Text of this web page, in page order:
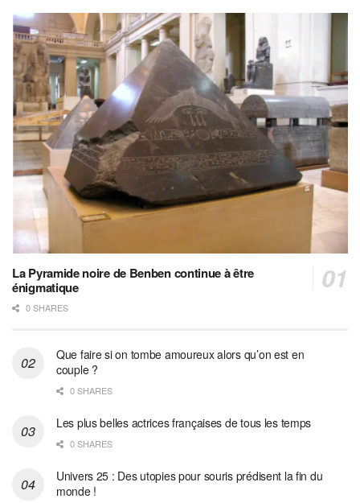
La Pyramide noire de Benben continue à être
énigmatique
0 SHARES
Que faire si on tombe amoureux alors qu’on est en
couple ?
0 SHARES
Les plus belles actrices françaises de tous les temps
0 SHARES
Univers 25 : Des utopies pour souris prédisent la fin du
monde !